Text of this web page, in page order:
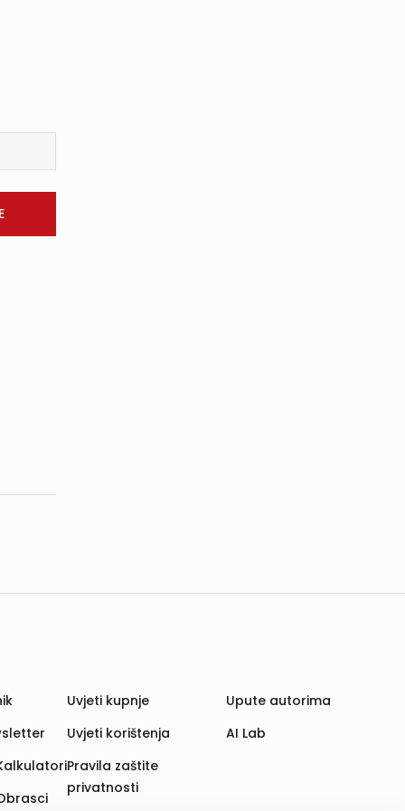
Uvjeti kupnje
Uvjeti korištenja
Pravila zaštite
privatnosti
Upute autorima
AI Lab